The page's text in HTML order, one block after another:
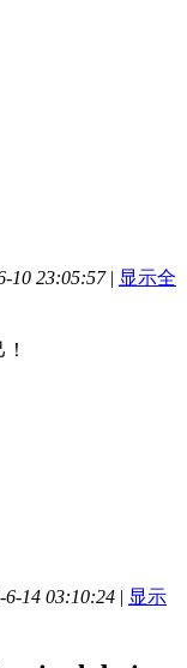
10 23:05:57 | 显示全
14 03:10:24 | 显示